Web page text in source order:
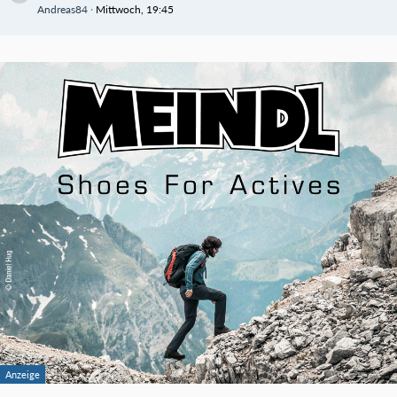
Andreas84 Mittwoch, 19:45